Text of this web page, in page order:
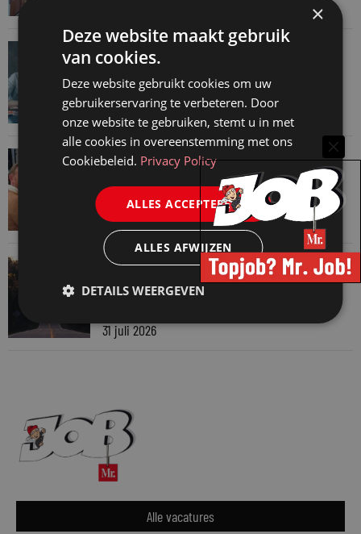
VAN ONZE KENNISPARTNERS
7 augustus 2026
VAN ONZE KENNISPARTNERS
Martin Woodward: waarom geen enkel
advocatenkantoor hetzelfde kan blijven
4 augustus 2026
VAN ONZE KENNISPARTNERS
Waarom standaard carrièrepaden talent
31 juli 2026
Alle vacatures
×
Deze website maakt gebruik
van cookies.
Deze website gebruikt cookies om uw
gebruikerservaring te verbeteren. Door
onze website te gebruiken, stemt u in met
alle cookies in overeenstemming met ons
Cookiebeleid. Privacy Policy
ALLES ACCEPTEREN
ALLES AFWIJZEN
DETAILS WEERGEVEN